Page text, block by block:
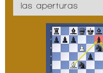
las aperturas